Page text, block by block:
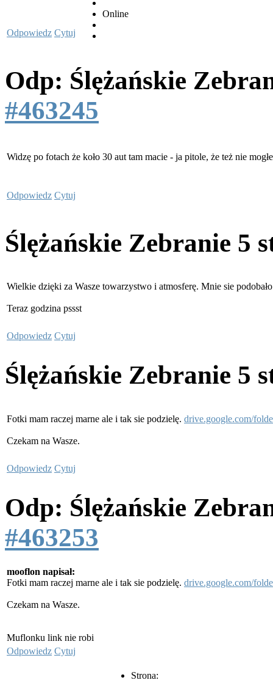
Online
Odpowiedz Cytuj
Odp: Ślężańskie
#463245
Widzę po fotach że koło 30 aut tam macie - ja pitole, że też nie
Odpowiedz Cytuj
Ślężańskie Zebranie 5
Wielkie dzięki za Wasze towarzystwo i atmosferę. Mnie sie
Teraz godzina pssst
Odpowiedz Cytuj
Ślężańskie Zebranie 5
Fotki mam raczej marne ale i tak sie podzielę. drive.google.com/
Czekam na Wasze.
Odpowiedz Cytuj
Odp: Ślężańskie
#463253
mooflon napisał:
Fotki mam raczej marne ale i tak sie podzielę. drive.google.com/
Czekam na Wasze.
Muflonku link nie robi
Odpowiedz Cytuj
Strona: